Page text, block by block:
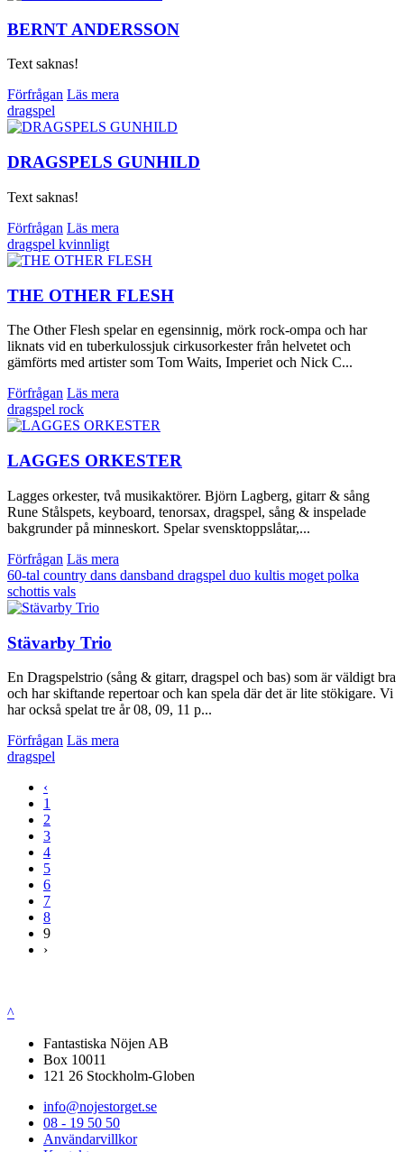
BERNT ANDERSSON
Text saknas!
Förfrågan Läs mera
dragspel
DRAGSPELS GUNHILD
Text saknas!
Förfrågan Läs mera
dragspel kvinnligt
THE OTHER FLESH
The Other Flesh spelar en egensinnig, mörk rock-ompa och har
liknats vid en tuberkulossjuk cirkusorkester från helvetet och
gämförts med artister som Tom Waits, Imperiet och Nick C...
Förfrågan Läs mera
dragspel rock
LAGGES ORKESTER
Lagges orkester, två musikaktörer. Björn Lagberg, gitarr & sång
Rune Stålspets, keyboard, tenorsax, dragspel, sång & inspelade
bakgrunder på minneskort. Spelar svensktoppslåtar,...
Förfrågan Läs mera
60-tal country dans dansband dragspel duo kultis moget polka
schottis vals
Stävarby Trio
En Dragspelstrio (sång & gitarr, dragspel och bas) som är väldigt bra
och har skiftande repertoar och kan spela där det är lite stökigare. Vi
har också spelat tre år 08, 09, 11 p...
Förfrågan Läs mera
dragspel
‹
1
2
3
4
5
6
7
8
9
›
^
Fantastiska Nöjen AB
Box 10011
121 26 Stockholm-Globen
info@nojestorget.se
08 - 19 50 50
Användarvillkor